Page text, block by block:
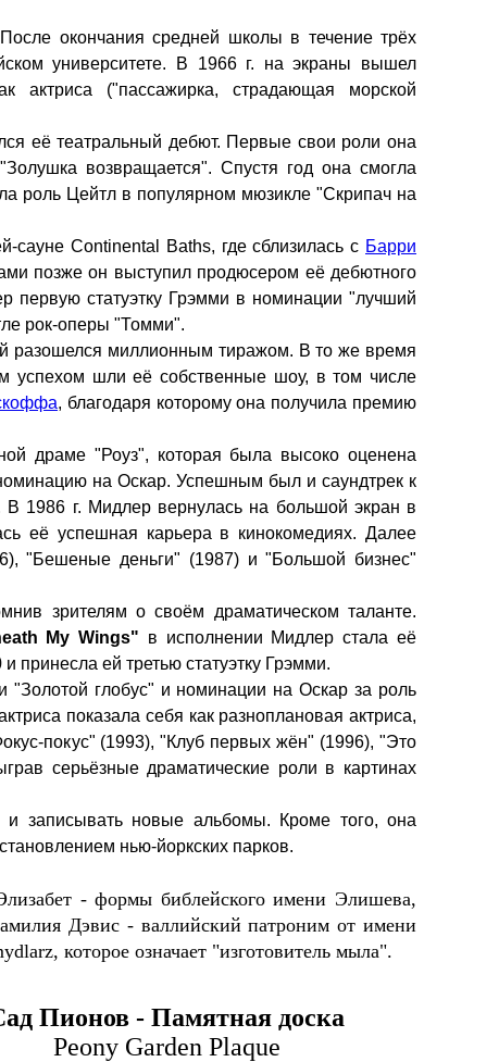
окончания средней школы в течение трёх
университете. В 1966 г. на экраны вышел
актриса ("пассажирка, страдающая морской
её театральный дебют. Первые свои роли она
возвращается". Спустя год она смогла
роль Цейтл в популярном мюзикле "Скрипач на
Continental Baths, где сблизилась с Барри
позже он выступил продюсером её дебютного
первую статуэтку Грэмми в номинации "лучший
рок-оперы "Томми".
разошелся миллионным тиражом. В то же время
успехом шли её собственные шоу, в том числе
, благодаря которому она получила премию
драме "Роуз", которая была высоко оценена
на Оскар. Успешным был и саундтрек к
1986 г. Мидлер вернулась на большой экран в
её успешная карьера в кинокомедиях. Далее
"Бешеные деньги" (1987) и "Большой бизнес"
зрителям о своём драматическом таланте.
My Wings" в исполнении Мидлер стала её
принесла ей третью статуэтку Грэмми.
"Золотой глобус" и номинации на Оскар за роль
показала себя как разноплановая актриса,
покус" (1993), "Клуб первых жён" (1996), "Это
серьёзные драматические роли в картинах
записывать новые альбомы. Кроме того, она
нью-йоркских парков.
- формы библейского имени Элишева,
Дэвис - валлийский патроним от имени
которое означает "изготовитель мыла".
Пионов - Памятная доска
Peony Garden Plaque